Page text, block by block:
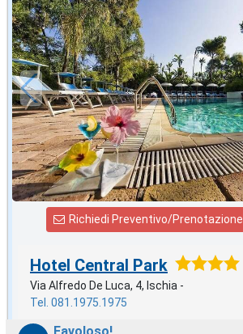
settembre
in offerta da
€85,00
a notte
Richiedi Preventivo/Prenotazione
Hotel Central Park
Via Alfredo De Luca, 4, Ischia -
Tel. 081.1975.1975
Favoloso!